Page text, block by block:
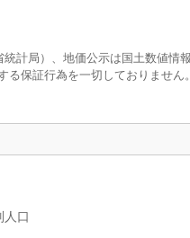
計局）、地価公示は国土数値情
保証行為を一切しておりませ
人口